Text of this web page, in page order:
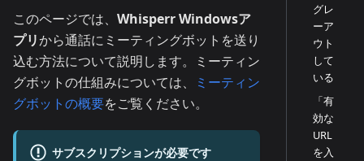
このページでは、 Whisperr Windowsア
プリから通話にミーティングボットを送り
込む方法について説明します。ミーティン
グボットの仕組みについては、
ミーティン
グボットの概要をご覧ください。
サブスクリプションが必要です
グレ
ーア
ウト
して
いる
「有
効な
URL
を入